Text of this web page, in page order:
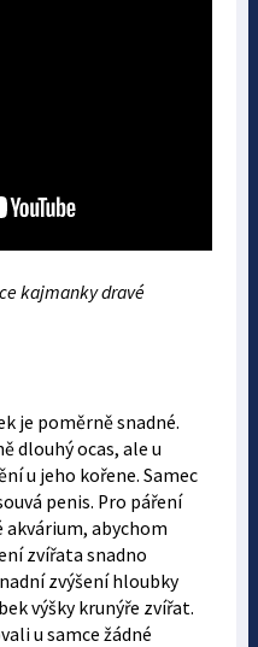
kajmanky dravé
je poměrně snadné.
dlouhý ocas, ale u
u jeho kořene. Samec
penis. Pro páření
abychom
zvířata snadno
zvýšení hloubky
výšky krunýře zvířat.
u samce žádné